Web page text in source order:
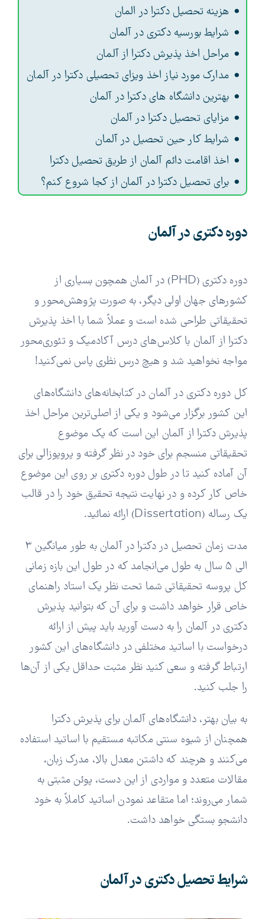
هزینه تحصیل دکترا در المان
شرایط بورسیه دکتری در آلمان
مراحل اخذ پذیرش دکترا از آلمان
مدارک مورد نیاز اخذ ویزای تحصیلی دکترا در آلمان
بهترین دانشگاه های دکترا در آلمان
مزایای تحصیل دکترا در آلمان
شرایط کار حین تحصیل در آلمان
اخذ اقامت دائم آلمان از طریق تحصیل دکترا
برای تحصیل دکترا در آلمان از کجا شروع کنم؟
دوره دکتری در آلمان
دوره دکتری (PHD) در آلمان همچون بسیاری از
کشورهای جهان اولی دیگر، به صورت پژوهش‌محور و
تحقیقاتی طراحی شده است و عملاً شما با اخذ پذیرش
دکترا از آلمان با کلاس‌های درس آکادمیک و تئوری‌محور
مواجه نخواهید شد و هیچ درس نظری پاس نمی‌کنید!
کل دوره دکتری در آلمان در کتابخانه‌های دانشگاه‌های
این کشور برگزار می‌شود و یکی از اصلی‌ترین مراحل اخذ
پذیرش دکترا از آلمان این است که یک موضوع
تحقیقاتی منسجم برای خود در نظر گرفته و پروپوزالی برای
آن آماده کنید تا در طول دوره دکتری بر روی این موضوع
خاص کار کرده و در نهایت نتیجه تحقیق خود را در قالب
یک رساله (Dissertation) ارائه نمائید.
مدت زمان تحصیل در دکترا در آلمان به طور میانگین 3
الی 5 سال به طول می‌انجامد که در طول این بازه زمانی
کل پروسه تحقیقاتی شما تحت نظر یک استاد راهنمای
خاص قرار خواهد داشت و برای آن که بتوانید پذیرش
دکتری در آلمان را به دست آورید باید پیش از ارائه
درخواست با اساتید مختلفی در دانشگاه‌های این کشور
ارتباط گرفته و سعی کنید نظر مثبت حداقل یکی از آن‌ها
را جلب کنید.
به بیان بهتر، دانشگاه‌های آلمان برای پذیرش دکترا
همچنان از شیوه سنتی مکاتبه مستقیم با اساتید استفاده
می‌کنند و هرچند که داشتن معدل بالا، مدرک زبان،
مقالات متعدد و مواردی از این دست، پوئن مثبتی به
شمار می‌روند؛ اما متقاعد نمودن اساتید کاملاً به خود
دانشجو بستگی خواهد داشت.
شرایط تحصیل دکتری در آلمان